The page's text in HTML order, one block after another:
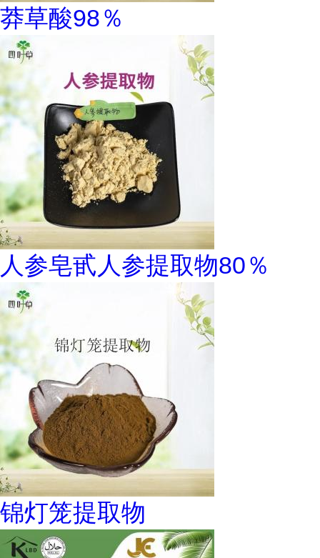
莽草酸98％
人参皂甙人参提取物80％
锦灯笼提取物